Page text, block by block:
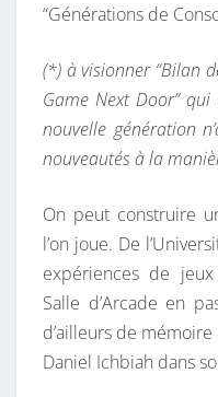
“Générations de
(*) à visionner “Bilan
Game Next Door”
nouvelle génération
nouveautés à la
On peut construire
l’on joue. De
expériences de
Salle d’Arcade en
d’ailleurs de
Daniel Ichbiah dans